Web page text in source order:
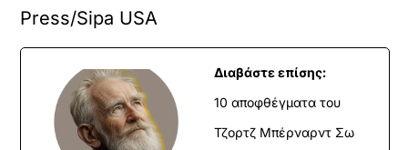
Press/Sipa USA
Διαβάστε επίσης:
10 αποφθέγματα του
Τζορτζ Μπέρναρντ Σω